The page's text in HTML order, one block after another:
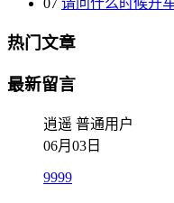
热门文章
最新留言
逍遥 普通用户
06月03日
9999